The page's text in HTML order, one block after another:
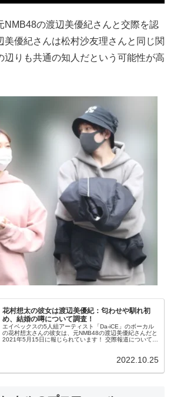
NMB48の渡辺美優紀さんと交際を認
美優紀さんは松村沙友理さんと同じ関
辺りも共通の知人だという可能性が高
花村想太の彼女は渡辺美優紀：匂わせや馴れ初
め、結婚の噂について調査！
エイベックスの5人組アーティスト「Da-iCE」のボーカル
の花村想太さんの彼女は、元NMB48の渡辺美優紀さんだと
2021年5月15日に報じられています！ 交際報道について
2022.10.25